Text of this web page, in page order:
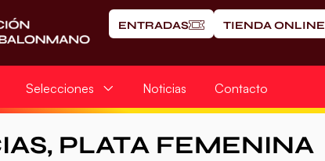
ENTRADAS TIENDA ONLINE
Selecciones Noticias Contacto
, PLATA FEMENINA